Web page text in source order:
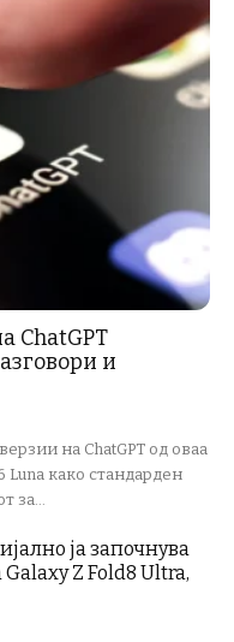
ChatGPT
и
на ChatGPT од оваа
Luna како стандарден
за...
ја започнува
Z Fold8 Ultra,